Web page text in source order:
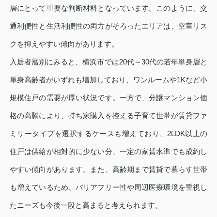
層にとって重要な判断材料となっています。このように、交
通利便性と生活利便性の両方がそろったエリアは、空室リス
クを抑えやすい傾向があります。
入居者層別にみると、横浜市では20代～30代の若年単身層と
単身高齢者がいずれも増加しており、ワンルームや1Kなど小
規模住戸の需要が厚い状況です。一方で、分譲マンション価
格の高騰により、持ち家購入を控える子育て世帯が賃貸ファ
ミリータイプを選択するケースも増えており、2LDK以上の
住戸は供給が相対的に少ない分、一定の家賃水準でも成約し
やすい傾向があります。また、高齢期まで賃貸で暮らす世帯
も増えているため、バリアフリー性や周辺医療環境を重視し
たニーズも今後一段と高まると考えられます。